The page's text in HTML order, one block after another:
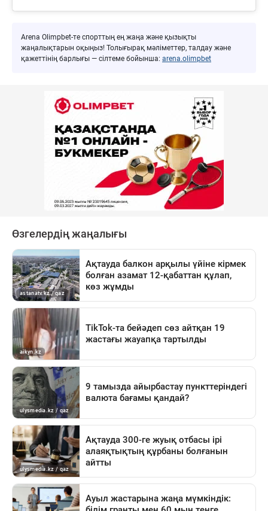
Arena Olimpbet-те спорттың ең жаңа және қызықты
жаңалықтарын оқыңыз! Толығырақ мәліметтер, талдау және
қажеттінің барлығы — сілтеме бойынша: arena.olimpbet